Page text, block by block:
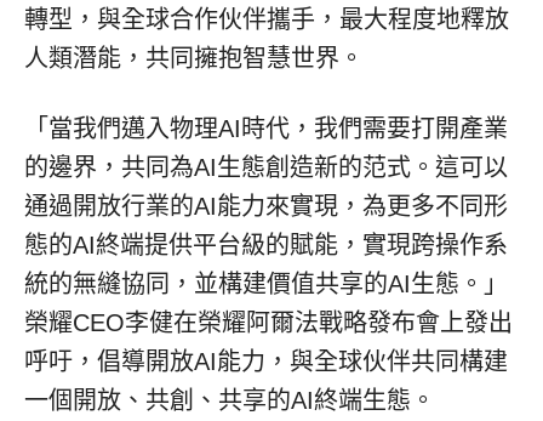
轉型，與全球合作伙伴攜手，最大程度地釋放
人類潛能，共同擁抱智慧世界。
「當我們邁入物理AI時代，我們需要打開產業
的邊界，共同為AI生態創造新的范式。這可以
通過開放行業的AI能力來實現，為更多不同形
態的AI終端提供平台級的賦能，實現跨操作系
統的無縫協同，並構建價值共享的AI生態。」
榮耀CEO李健在榮耀阿爾法戰略發布會上發出
呼吁，倡導開放AI能力，與全球伙伴共同構建
一個開放、共創、共享的AI終端生態。